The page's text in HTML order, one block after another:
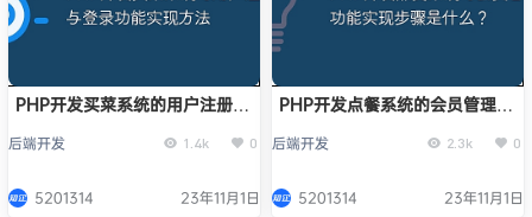
PHP开发买菜系统的用户注册与
后端开发 1.4k 0
5201314 23年11月1日
PHP开发点餐系统的会员管理功
后端开发 2.3k 0
5201314 23年11月1日